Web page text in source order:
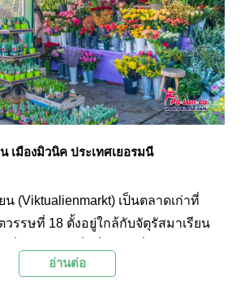
ยงาม โดดเด่นด้วยไม้กางเขนขนาด
ชาสูง จึงเป็นอีกหนึ่งศาสนสถานที่
มความสวยงามเมื่อไปเที่ยวเมืองมิ
เมืองมิวนิค ประเทศเยอรมนี
(Viktualienmarkt) เป็นตลาดเก่าที่
วรรษที่ 18 ตั้งอยู่ใกล้กับจัตุรัสมาเรียน
ทุกอย่างให้เลือกสรร ทั้งสินค้าท้องถิ่น
อ่านต่อ